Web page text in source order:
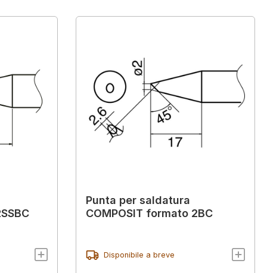
Punta per saldatura
COMPOSIT formato 2BC
Disponibile a breve